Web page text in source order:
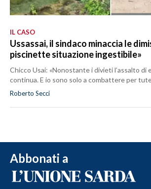
IL CASO
Ussassai, il sindaco minaccia le
piscinette situazione ingestibile»
Chicco Usai: «Nonostante i divieti l’assalto di
continua. E io sono solo a combattere per
Roberto Secci
Abbonati a